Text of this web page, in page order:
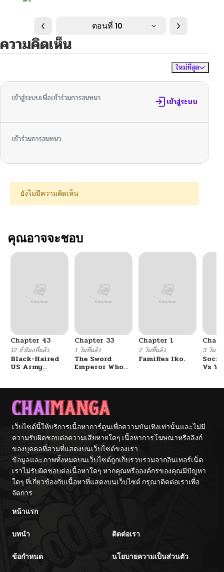
ตอนที่ 10
ความคิดเห็น
ใหม่ที่สุด
เข้าสู่ระบบเพื่อเข้าร่วมการสนทนา เข้าสู่ระบบ
เข้าร่วมการสนทนา...
ยังไม่มีความคิดเห็น
คุณอาจจะชอบ
Chapter 43
12 ชั่วโมงที่แล้ว
Black-Haired
US Army
Chapter 33
1 วันที่แล้ว
The Sword
Emperor Who
จักรพรรดิเทพดาบ
ผงาดเหนือชาติภพ
Chapter 1
2 วันที่แล้ว
FamiRes Iko.
3 วันที่
Vs
เว็บไซต์นี้ให้บริการเนื้อหาการ์ตูนเพื่อความบันเทิงเท่านั้นและไม่มี
ความรับผิดชอบต่อความเสียหายใดๆ เนื้อหาการโฆษณาหรือลิงก์
ของบุคคลที่สามที่แสดงบนเว็บไซต์ของเรา
ข้อมูลและภาพทั้งหมดบนเว็บไซต์ถูกเก็บรวบรวมจากอินเทอร์เน็ต
เราไม่รับผิดชอบต่อเนื้อหาใดๆ หากคุณหรือองค์กรของคุณมีปัญหา
ใดๆ ที่เกี่ยวข้องกับเนื้อหาที่แสดงบนเว็บไซต์ กรุณาติดต่อเราเพื่อ
จัดการ
หน้าแรก
บทนำ ติดต่อเรา
ข้อกำหนด นโยบายความเป็นส่วนตัว